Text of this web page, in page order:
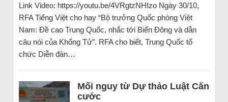
Link Video: https://youtu.be/4VRgtzNHIzo Ngày 30/10,
RFA Tiếng Việt cho hay “Bộ trưởng Quốc phòng Việt
Nam: Đề cao Trung Quốc, nhắc tới Biển Đông và dẫn
câu nói của Khổng Tử”. RFA cho biết, Trung Quốc tổ
chức Diễn đàn…
Mối nguy từ Dự thảo Luật Căn
cước